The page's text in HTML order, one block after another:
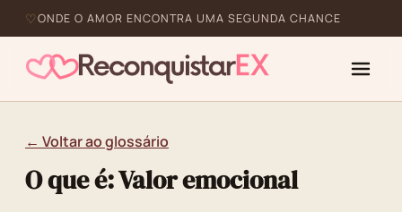
ONDE O AMOR ENCONTRA UMA SEGUNDA CHANCE
← Voltar ao glossário
O que é: Valor emocional